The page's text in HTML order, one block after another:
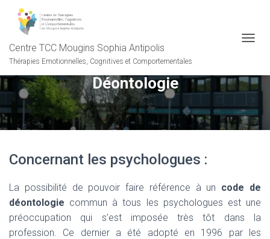
Centre TCC Mougins Sophia Antipolis
Thérapies Emotionnelles, Cognitives et Comportementales
Déontologie
Concernant les psychologues :
La possibilité de pouvoir faire référence à un code de
déontologie commun à tous les psychologues est une
préoccupation qui s’est imposée très tôt dans la
profession. Ce dernier a été adopté en 1996 par les